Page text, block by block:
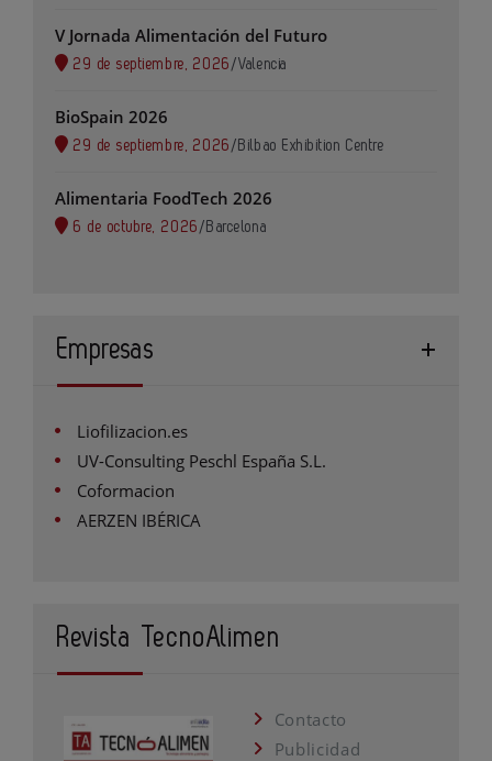
V Jornada Alimentación del Futuro
29 de septiembre, 2026 /Valencia
BioSpain 2026
29 de septiembre, 2026 / Bilbao Exhibition Centre
Alimentaria FoodTech 2026
6 de octubre, 2026 / Barcelona
Empresas
Liofilizacion.es
UV-Consulting Peschl España S.L.
Coformacion
AERZEN IBÉRICA
Revista TecnoAlimen
Contacto
Publicidad